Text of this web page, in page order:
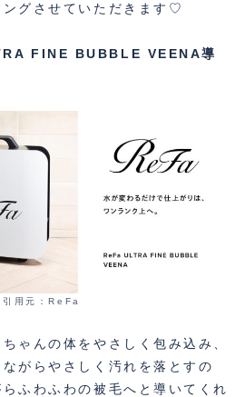
グさせていただきます♡
FINE BUBBLE VEENA導
引用元：ReFa
ゃんの体をやさしく包み込み、
がらやさしく汚れを落とすの
ふわふわの被毛へと導いてくれ